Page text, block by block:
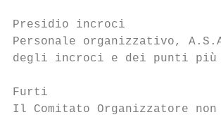
Presidio incroci
Personale organizzativo,
degli incroci e dei punti più
Furti
Il Comitato Organizzatore